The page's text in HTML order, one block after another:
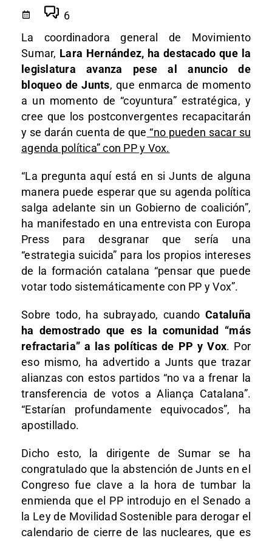
6
La coordinadora general de Movimiento
Sumar, Lara Hernández, ha destacado que la
legislatura avanza pese al anuncio de
bloqueo de Junts, que enmarca de momento
a un momento de “coyuntura” estratégica, y
cree que los postconvergentes recapacitarán
y se darán cuenta de que “no pueden sacar su
agenda política” con PP y Vox.
“La pregunta aquí está en si Junts de alguna
manera puede esperar que su agenda política
salga adelante sin un Gobierno de coalición”,
ha manifestado en una entrevista con Europa
Press para desgranar que sería una
“estrategia suicida” para los propios intereses
de la formación catalana “pensar que puede
votar todo sistemáticamente con PP y Vox”.
Sobre todo, ha subrayado, cuando Cataluña
ha demostrado que es la comunidad “más
refractaria” a las políticas de PP y Vox. Por
eso mismo, ha advertido a Junts que trazar
alianzas con estos partidos “no va a frenar la
transferencia de votos a Aliança Catalana”.
“Estarían profundamente equivocados”, ha
apostillado.
Dicho esto, la dirigente de Sumar se ha
congratulado que la abstención de Junts en el
Congreso fue clave a la hora de tumbar la
enmienda que el PP introdujo en el Senado a
la Ley de Movilidad Sostenible para derogar el
calendario de cierre de las nucleares, que es